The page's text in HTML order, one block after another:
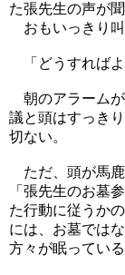
た張先生の声が聞
おもいっきり叫
「どうすればよ
朝のアラームが
議と頭はすっき
切ない。
ただ、頭が馬鹿
「張先生のお墓
た行動に従うか
には、お墓では
方々が眠ってい